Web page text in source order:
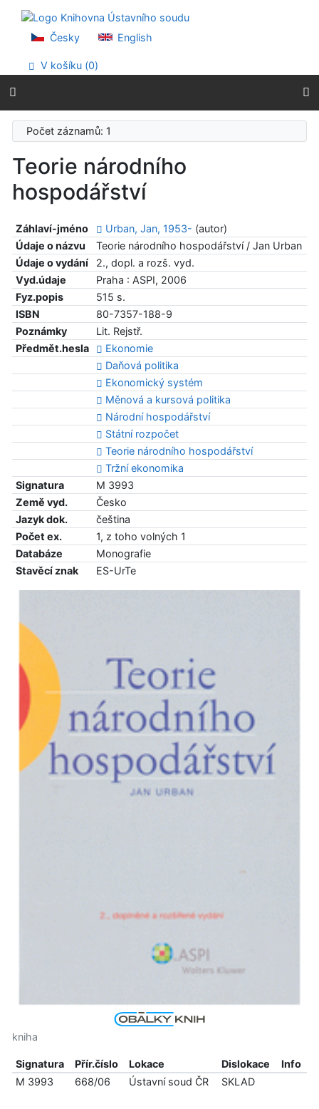
Přejít na menu
Prohlášení o webové přístupnosti
Česky English
V košíku (0)
Počet záznamů: 1
Teorie národního
hospodářství
Záhlaví-jméno Urban, Jan, 1953- (autor)
Údaje o názvu
Teorie národního hospodářství / Jan Urban
Údaje o vydání
2., dopl. a rozš. vyd.
Vyd.údaje
Praha : ASPI, 2006
Fyz.popis
515 s.
ISBN
80-7357-188-9
Poznámky
Lit. Rejstř.
Předmět.hesla
Ekonomie
Daňová politika
Ekonomický systém
Měnová a kursová politika
Národní hospodářství
Státní rozpočet
Teorie národního hospodářství
Tržní ekonomika
Signatura
M 3993
Země vyd.
Česko
Jazyk dok.
čeština
Počet ex.
1, z toho volných 1
Databáze
Monografie
Stavěcí znak
ES-UrTe
kniha
Signatura Přír.číslo Lokace Dislokace
Info
M 3993
668/06 Ústavní soud ČR SKLAD